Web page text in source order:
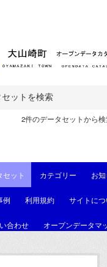
2件のデータセットから
セット カテゴリー お
例 利用規約 サイトに
合わせ オープンデータマ